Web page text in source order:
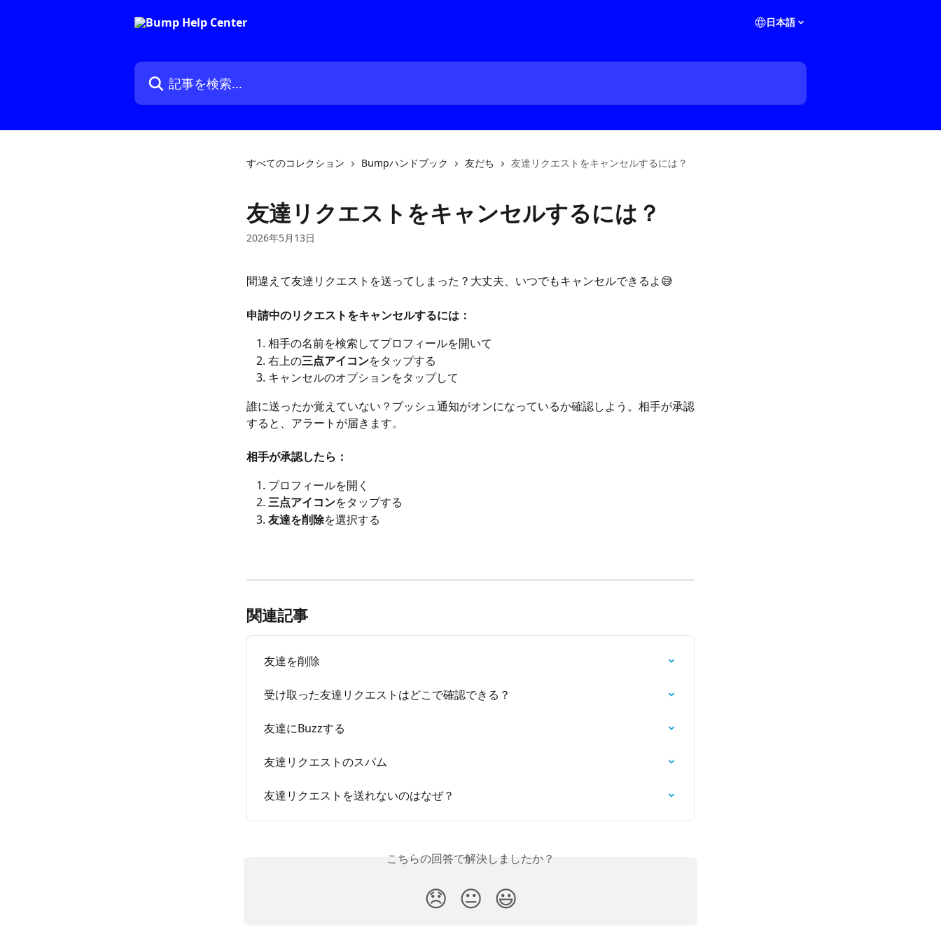
日本語
記事を検索...
すべてのコレクション Bumpハンドブック 友だち 友達リクエストをキャンセルするには？
友達リクエストをキャンセルするには？
2026年5月13日
間違えて友達リクエストを送ってしまった？大丈夫、いつでもキャンセルできるよ😅
申請中のリクエストをキャンセルするには：
相手の名前を検索してプロフィールを開いて
右上の三点アイコンをタップする
キャンセルのオプションをタップして
誰に送ったか覚えていない？プッシュ通知がオンになっているか確認しよう。相手が承認
すると、アラートが届きます。
相手が承認したら：
プロフィールを開く
三点アイコンをタップする
友達を削除を選択する
関連記事
友達を削除
受け取った友達リクエストはどこで確認できる？
友達にBuzzする
友達リクエストのスパム
友達リクエストを送れないのはなぜ？
こちらの回答で解決しましたか？
😞 😐 😃